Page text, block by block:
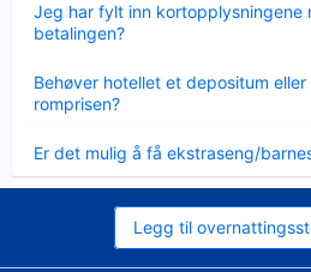
Jeg har fylt inn kortopplysningene
betalingen?
mindre
Behøver hotellet et depositum
romprisen?
mindre
Er det mulig å få ekstraseng/
mindre
Legg til